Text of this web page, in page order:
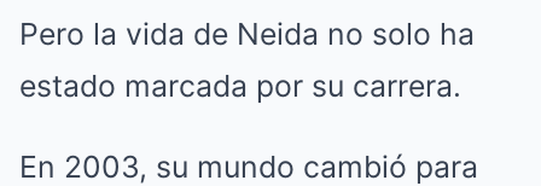
Pero la vida de Neida no solo ha
estado marcada por su carrera.
En 2003, su mundo cambió para